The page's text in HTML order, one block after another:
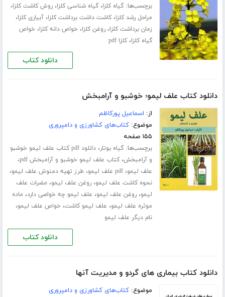
برچسب‌ها:گیاه کلزا،گیاه شناسی کلزا،روش کاشت کلزا،
مراحل رشد کلزا،کاشت داشت برداشت کلزا،آبیاری کلزا،
زمان برداشت کلزا،روغن کلزا، خواص دانه کلزا، خواص
گیاه کلزا،کلزا pdf
دانلود کتاب
دانلود کتاب علف لیمو؛ خوشبو و آرامبخش
از: اسماعیل پورکاظم
موضوع:کتاب‌های کشاورزی و دامپروری
۱۵۵ صفحه
برچسب‌ها:گیاه بوتار،
دانلود pdf کتاب علف لیمو خوشبو
و آرامبخش،کتاب علف لیمو خوشبو و آرامبخش pdf ،
علف لیمو،pdf علف لیمو ، طرز تهیه دمنوش علف لیمو،
نحوه کاشت علف لیمو،روغن علف لیمو، مضرات علف
لیمو،روغن علف لیمو، علف لیمو چه خواصی دارد، ماده
موثره علف لیمو، علف لیمو کاشت، خواص علف لیمو،
نام دیگر علف لیمو
دانلود کتاب
دانلود کتاب بیماری های گردو و مدیریت آنها
موضوع:کتاب‌های کشاورزی و دامپروری